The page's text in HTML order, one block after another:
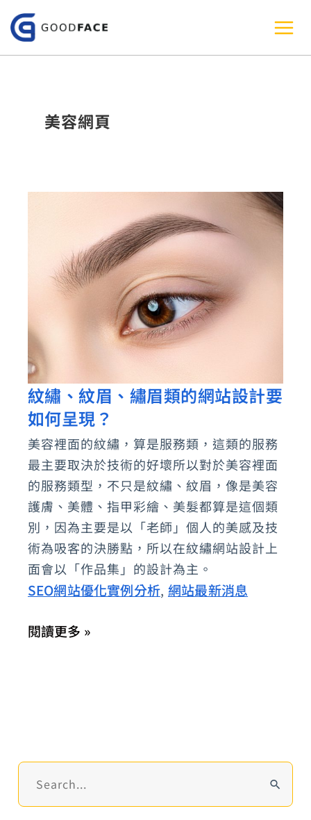
至
主
美容網頁
紋繡、紋眉、繡眉類的網站設計要
如何呈現？
美容裡面的紋繡，算是服務類，這類的服務
最主要取決於技術的好壞所以對於美容裡面
的服務類型，不只是紋繡、紋眉，像是美容
護膚、美體、指甲彩繪、美髮都算是這個類
別，因為主要是以「老師」個人的美感及技
術為吸客的決勝點，所以在紋繡網站設計上
面會以「作品集」的設計為主。
SEO網站優化實例分析, 網站最新消息
紋
繡、
紋
眉、
繡
眉
類
的
網
站
計
閱讀更多 »
尋